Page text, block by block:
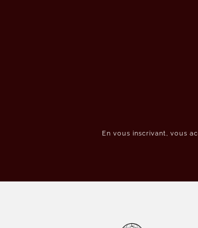
En vous inscrivant, vous